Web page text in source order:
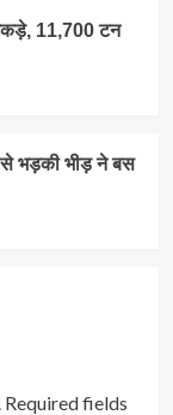
11,700 टन
भड़की भीड़ ने बस
Required fields